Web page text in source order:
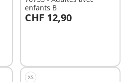
enfants B
CHF 12,90
XS